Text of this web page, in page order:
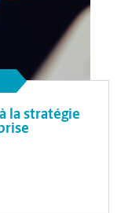
la stratégie